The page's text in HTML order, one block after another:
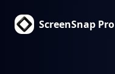
ScreenSnap Pro